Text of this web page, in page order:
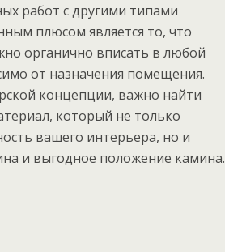
работ с другими типами
плюсом является то, что
органично вписать в любой
от назначения помещения.
концепции, важно найти
который не только
вашего интерьера, но и
и выгодное положение камина.